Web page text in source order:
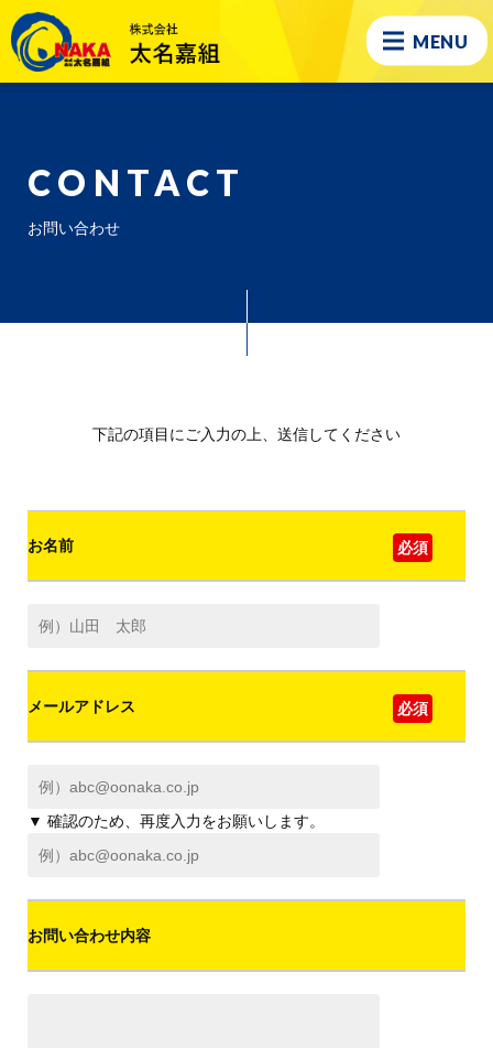
MENU
CONTACT
お問い合わせ
下記の項目にご入力の上、送信してください
お名前 必須
メールアドレス 必須
▼ 確認のため、再度入力をお願いします。
お問い合わせ内容